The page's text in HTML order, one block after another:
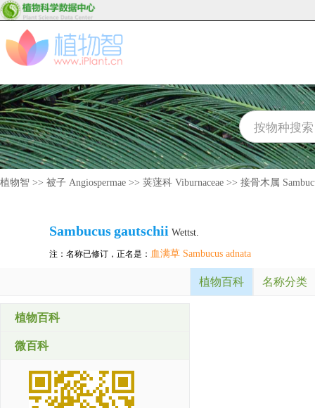
植物智 >> 被子 Angiospermae >> 荚蒾科 Viburnaceae >> 接骨木属
Sambucusgautschii Wettst.
注：名称已修订，正名是： 血满草 Sambucus adnata
植物百科 名称分类
植物百科
微百科